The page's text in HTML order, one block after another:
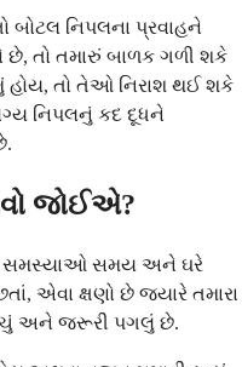
બોટલ નિપલના પ્રવાહને
તો તમારું બાળક ગળી શકે
તો તેઓ નિરાશ થઈ શકે
નિપલનું કદ દૂધને
જોઈએ?
સમસ્યાઓ સમય અને ઘરે
એવા ક્ષણો છે જ્યારે તમારા
અને જરૂરી પગલું છે.